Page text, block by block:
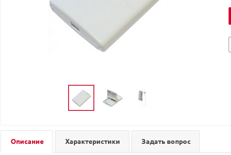
Описание Характеристики Задать вопрос